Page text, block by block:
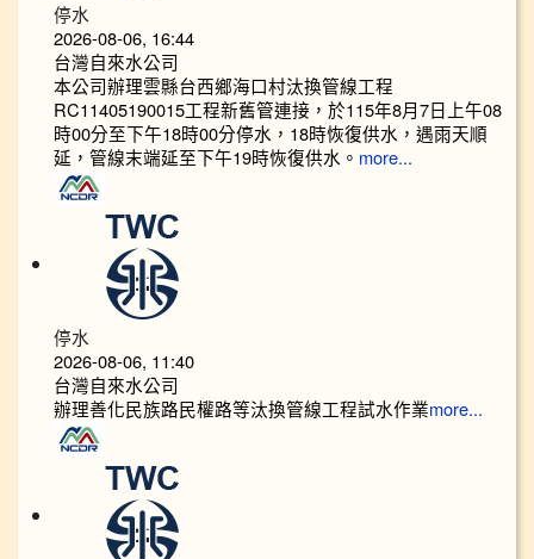
停水
2026-08-06, 16:44
台灣自來水公司
本公司辦理雲縣台西鄉海口村汰換管線工程
RC11405190015工程新舊管連接，於115年8月7日上午08
時00分至下午18時00分停水，18時恢復供水，遇雨天順
延，管線末端延至下午19時恢復供水。 more...
停水
2026-08-06, 11:40
台灣自來水公司
辦理善化民族路民權路等汰換管線工程試水作業more...